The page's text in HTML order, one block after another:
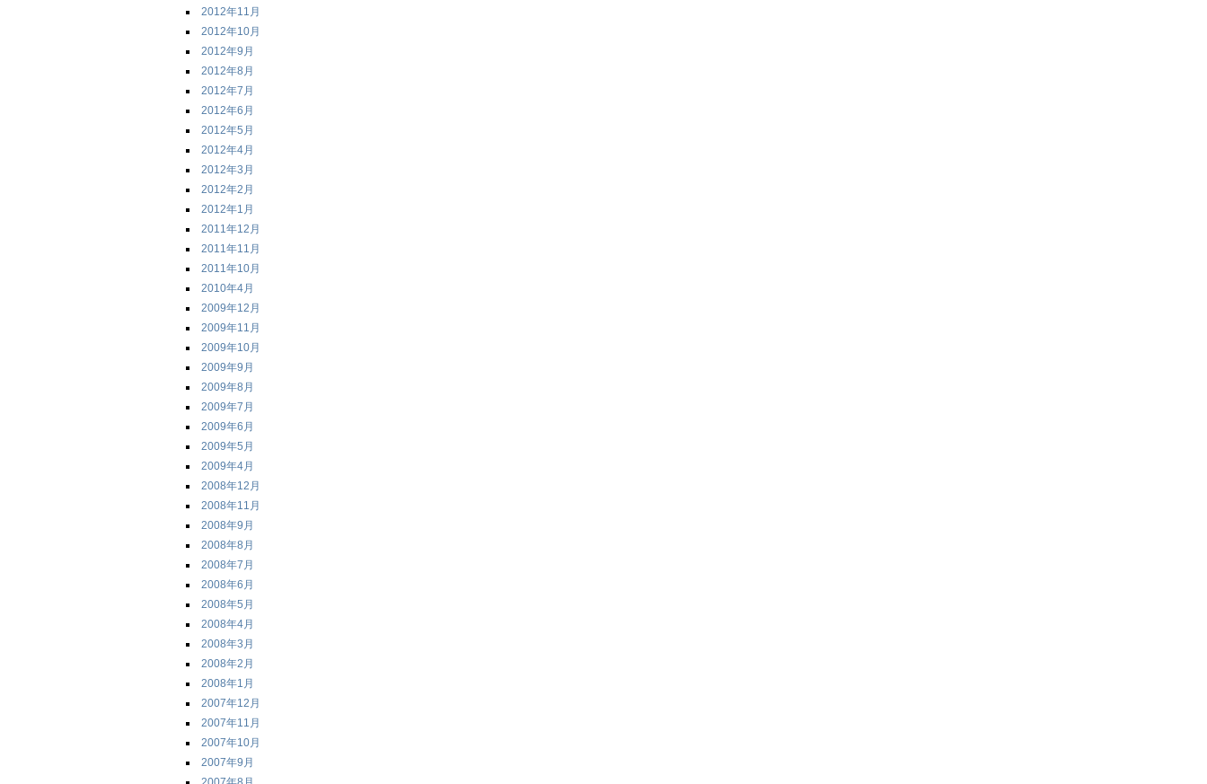
2012年11月
2012年10月
2012年9月
2012年8月
2012年7月
2012年6月
2012年5月
2012年4月
2012年3月
2012年2月
2012年1月
2011年12月
2011年11月
2011年10月
2010年4月
2009年12月
2009年11月
2009年10月
2009年9月
2009年8月
2009年7月
2009年6月
2009年5月
2009年4月
2008年12月
2008年11月
2008年9月
2008年8月
2008年7月
2008年6月
2008年5月
2008年4月
2008年3月
2008年2月
2008年1月
2007年12月
2007年11月
2007年10月
2007年9月